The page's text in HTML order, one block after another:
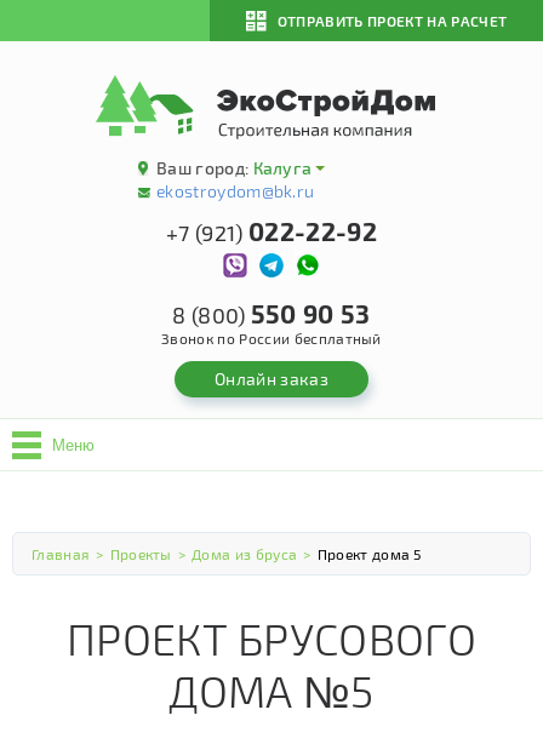
ОТПРАВИТЬ ПРОЕКТ НА РАСЧЕТ
Ваш город: Калуга
ekostroydom@bk.ru
+7 (921) 022-22-92
8 (800) 550 90 53
Звонок по России бесплатный
Онлайн заказ
Меню
Главная > Проекты > Дома из бруса > Проект дома 5
ПРОЕКТ БРУСОВОГО
ДОМА №5